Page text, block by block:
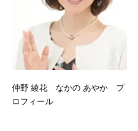
仲野 綾花 なかの あやか プ
ロフィール